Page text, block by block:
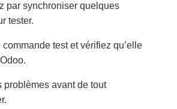
par synchroniser quelques
tester.
commande test et vérifiez qu’elle
problèmes avant de tout